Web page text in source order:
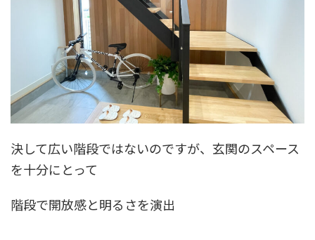
決して広い階段ではないのですが、玄関のスペース
を十分にとって
階段で開放感と明るさを演出